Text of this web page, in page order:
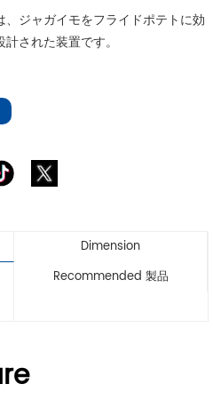
、ジャガイモをフライドポテトに効
された装置です。
Dimension
Recommended 製品